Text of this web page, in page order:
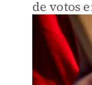
de votos